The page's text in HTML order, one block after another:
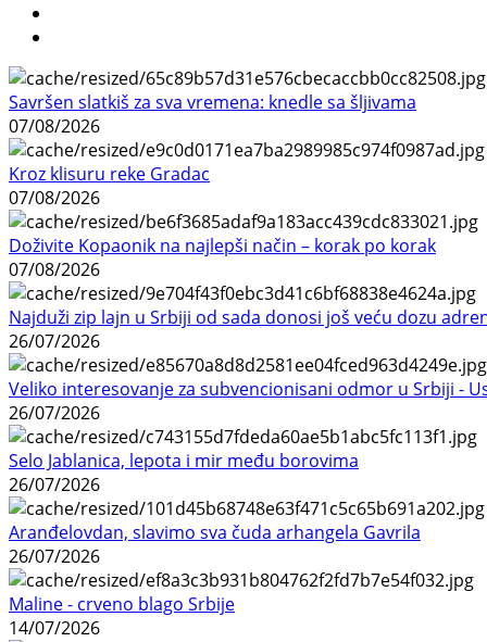
Savršen slatkiš za sva vremena: knedle sa šljivama
07/08/2026
Kroz klisuru reke Gradac
07/08/2026
Doživite Kopaonik na najlepši način – korak po korak
07/08/2026
Najduži zip lajn u Srbiji od sada donosi još veću dozu
26/07/2026
Veliko interesovanje za subvencionisani odmor u Srbiji -
26/07/2026
Selo Jablanica, lepota i mir među borovima
26/07/2026
Aranđelovdan, slavimo sva čuda arhangela Gavrila
26/07/2026
Maline - crveno blago Srbije
14/07/2026